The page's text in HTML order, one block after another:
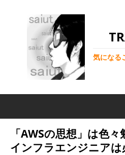
気になる
「AWSの思想」は色々
インフラエンジニアは